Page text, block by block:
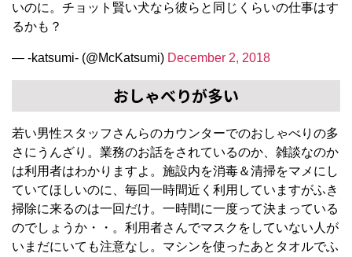
いのに。チョット賢い犬なら彼らと同じくらいの仕事はす
るかも？
— -katsumi- (@McKatsumi) December 2, 2018
おしゃべりが多い
若い男性スタッフさんらのカウンターでのおしゃべりの多
さにうんざり。業務のお話をされているのか、雑談なのか
は利用者はわかりますよ。施設内を消毒＆清掃をマメにし
ていてほしいのに、毎回一時間近く利用していますがふき
掃除に来るのは一回だけ。一時間に一度って決まっている
のでしょうか・・。利用者さんでマスクをしていない人が
いまだにいても注意なし。マシンを使ったあとタオルでふ